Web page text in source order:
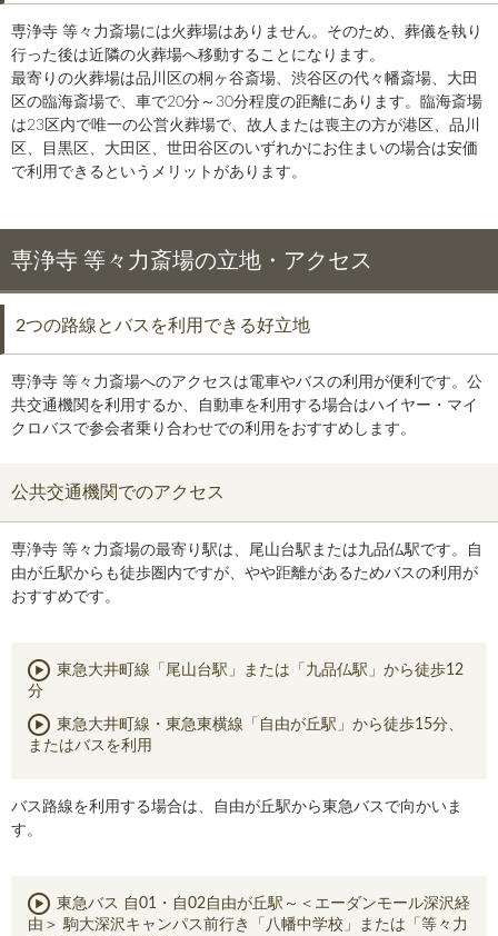
専浄寺 等々力斎場には火葬場はありません。そのため、葬儀を執り
行った後は近隣の火葬場へ移動することになります。
最寄りの火葬場は品川区の桐ヶ谷斎場、渋谷区の代々幡斎場、大田
区の臨海斎場で、車で20分～30分程度の距離にあります。臨海斎場
は23区内で唯一の公営火葬場で、故人または喪主の方が港区、品川
区、目黒区、大田区、世田谷区のいずれかにお住まいの場合は安価
で利用できるというメリットがあります。
専浄寺 等々力斎場の立地・アクセス
2つの路線とバスを利用できる好立地
専浄寺 等々力斎場へのアクセスは電車やバスの利用が便利です。公
共交通機関を利用するか、自動車を利用する場合はハイヤー・マイ
クロバスで参会者乗り合わせでの利用をおすすめします。
公共交通機関でのアクセス
専浄寺 等々力斎場の最寄り駅は、尾山台駅または九品仏駅です。自
由が丘駅からも徒歩圏内ですが、やや距離があるためバスの利用が
おすすめです。
東急大井町線「尾山台駅」または「九品仏駅」から徒歩12
分
東急大井町線・東急東横線「自由が丘駅」から徒歩15分、
またはバスを利用
バス路線を利用する場合は、自由が丘駅から東急バスで向かいま
す。
東急バス 自01・自02自由が丘駅～＜エーダンモール深沢経
由＞ 駒大深沢キャンパス前行き「八幡中学校」または「等々力